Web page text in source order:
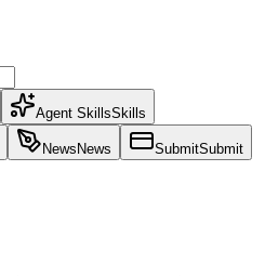
Agent SkillsSkills
News News SubmitSubmit